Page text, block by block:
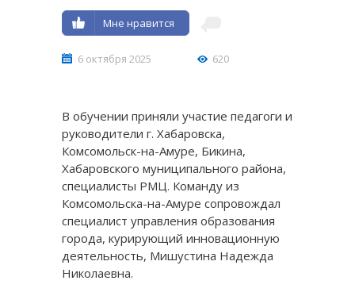
Мне нравится
6 октября 2025 620
В обучении приняли участие педагоги и
руководители г. Хабаровска,
Комсомольск-на-Амуре, Бикина,
Хабаровского муниципального района,
специалисты РМЦ. Команду из
Комсомольска-на-Амуре сопровождал
специалист управления образования
города, курирующий инновационную
деятельность, Мишустина Надежда
Николаевна.